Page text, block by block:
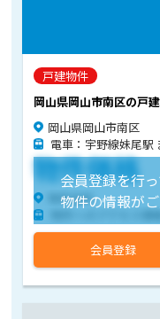
戸建物件
岡山県岡山市南区の戸
岡山県岡山市南区
電車：宇野線妹尾駅
会員登録を行
物件の情報が
物件価格
物件住所
物件へのアクセス情報
会員登録